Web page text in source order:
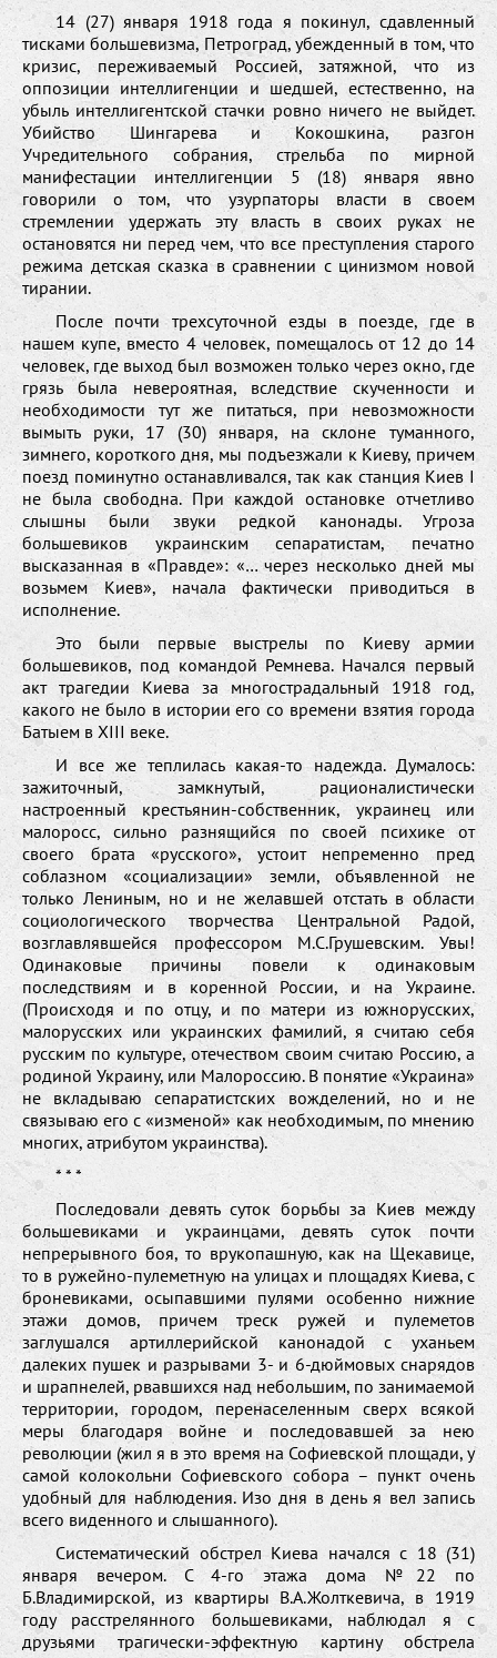
14 (27) января 1918 года я покинул, сдавленный
тисками большевизма, Петроград, убежденный в том, что
кризис, переживаемый Россией, затяжной, что из
оппозиции интеллигенции и шедшей, естественно, на
убыль интеллигентской стачки ровно ничего не выйдет.
Убийство Шингарева и Кокошкина, разгон
Учредительного собрания, стрельба по мирной
манифестации интеллигенции 5 (18) января явно
говорили о том, что узурпаторы власти в своем
стремлении удержать эту власть в своих руках не
остановятся ни перед чем, что все преступления старого
режима детская сказка в сравнении с цинизмом новой
тирании.
После почти трехсуточной езды в поезде, где в
нашем купе, вместо 4 человек, помещалось от 12 до 14
человек, где выход был возможен только через окно, где
грязь была невероятная, вследствие скученности и
необходимости тут же питаться, при невозможности
вымыть руки, 17 (30) января, на склоне туманного,
зимнего, короткого дня, мы подъезжали к Киеву, причем
поезд поминутно останавливался, так как станция Киев I
не была свободна. При каждой остановке отчетливо
слышны были звуки редкой канонады. Угроза
большевиков украинским сепаратистам, печатно
высказанная в «Правде»: «… через несколько дней мы
возьмем Киев», начала фактически приводиться в
исполнение.
Это были первые выстрелы по Киеву армии
большевиков, под командой Ремнева. Начался первый
акт трагедии Киева за многострадальный 1918 год,
какого не было в истории его со времени взятия города
Батыем в XIII веке.
И все же теплилась какая-то надежда. Думалось:
зажиточный, замкнутый, рационалистически
настроенный крестьянин-собственник, украинец или
малоросс, сильно разнящийся по своей психике от
своего брата «русского», устоит непременно пред
соблазном «социализации» земли, объявленной не
только Лениным, но и не желавшей отстать в области
социологического творчества Центральной Радой,
возглавлявшейся профессором М.С.Грушевским. Увы!
Одинаковые причины повели к одинаковым
последствиям и в коренной России, и на Украине.
(Происходя и по отцу, и по матери из южнорусских,
малорусских или украинских фамилий, я считаю себя
русским по культуре, отечеством своим считаю Россию, а
родиной Украину, или Малороссию. В понятие «Украина»
не вкладываю сепаратистских вожделений, но и не
связываю его с «изменой» как необходимым, по мнению
многих, атрибутом украинства).
* * *
Последовали девять суток борьбы за Киев между
большевиками и украинцами, девять суток почти
непрерывного боя, то врукопашную, как на Щекавице,
то в ружейно-пулеметную на улицах и площадях Киева, с
броневиками, осыпавшими пулями особенно нижние
этажи домов, причем треск ружей и пулеметов
заглушался артиллерийской канонадой с уханьем
далеких пушек и разрывами 3- и 6-дюймовых снарядов
и шрапнелей, рвавшихся над небольшим, по занимаемой
территории, городом, перенаселенным сверх всякой
меры благодаря войне и последовавшей за нею
революции (жил я в это время на Софиевской площади, у
самой колокольни Софиевского собора – пункт очень
удобный для наблюдения. Изо дня в день я вел запись
всего виденного и слышанного).
Систематический обстрел Киева начался с 18 (31)
января вечером. С 4-го этажа дома №22 по
Б.Владимирской, из квартиры В.А.Жолткевича, в 1919
году расстрелянного большевиками, наблюдал я с
друзьями трагически-эффектную картину обстрела